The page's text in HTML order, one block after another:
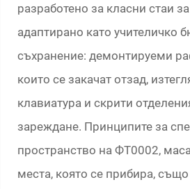
разработено за класни стаи
адаптирано като учителичко
съхранение: демонтируеми
които се закачат отзад,
клавиатура и скрити
зареждане. Принципите за
пространство на ФТ0002,
места, която се прибира,